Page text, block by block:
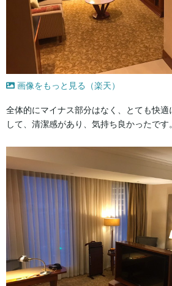
画像をもっと見る（楽天）
全体的にマイナス部分はなく、とても快適
して、清潔感があり、気持ち良かったです。